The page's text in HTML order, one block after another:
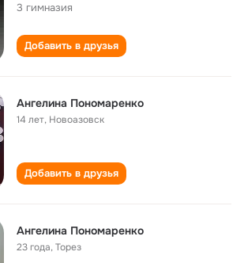
3 гимназия
Добавить в друзья
Ангелина Пономаренко
14 лет, Новоазовск
Добавить в друзья
Ангелина Пономаренко
23 года,Торез